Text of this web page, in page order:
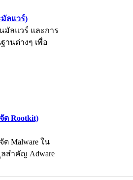
มัลแวร์)
มัลแวร์ และการ
านต่างๆ เพื่อ
ด Rootkit)
ด Malware ใน
สำคัญ Adware